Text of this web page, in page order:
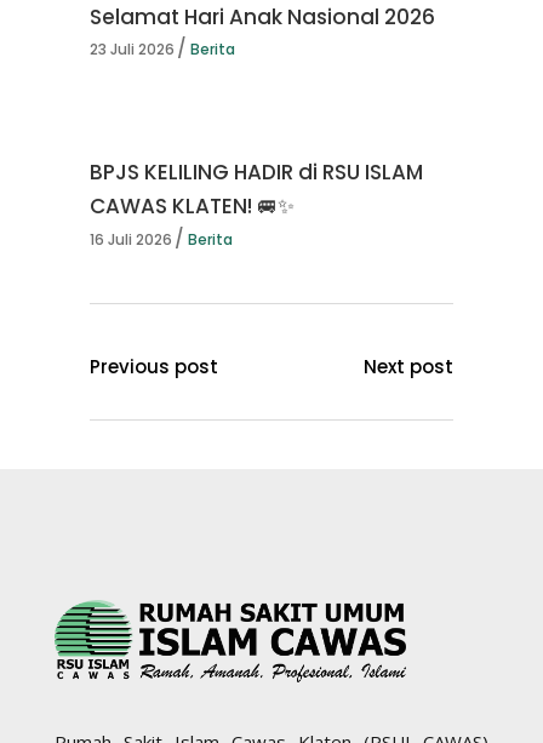
Selamat Hari Anak Nasional 2026
23 Juli 2026 Berita
BPJS KELILING HADIR di RSU ISLAM
CAWAS KLATEN! 🚐✨
16 Juli 2026 Berita
Previous post Next post